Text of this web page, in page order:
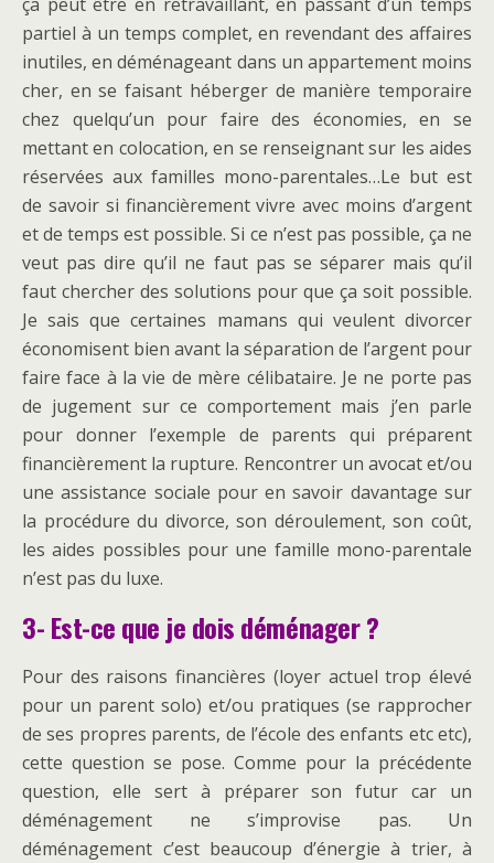
partiel à un temps complet, en revendant des affaires
inutiles, en déménageant dans un appartement moins
cher, en se faisant héberger de manière temporaire
chez quelqu’un pour faire des économies, en se
mettant en colocation, en se renseignant sur les aides
réservées aux familles mono-parentales…Le but est
de savoir si financièrement vivre avec moins d’argent
et de temps est possible. Si ce n’est pas possible, ça ne
veut pas dire qu’il ne faut pas se séparer mais qu’il
faut chercher des solutions pour que ça soit possible.
Je sais que certaines mamans qui veulent divorcer
économisent bien avant la séparation de l’argent pour
faire face à la vie de mère célibataire. Je ne porte pas
de jugement sur ce comportement mais j’en parle
pour donner l’exemple de parents qui préparent
financièrement la rupture. Rencontrer un avocat et/ou
une assistance sociale pour en savoir davantage sur
la procédure du divorce, son déroulement, son coût,
les aides possibles pour une famille mono-parentale
n’est pas du luxe.
3- Est-ce que je dois déménager ?
Pour des raisons financières (loyer actuel trop élevé
pour un parent solo) et/ou pratiques (se rapprocher
de ses propres parents, de l’école des enfants etc etc),
cette question se pose. Comme pour la précédente
question, elle sert à préparer son futur car un
déménagement ne s’improvise pas. Un
déménagement c’est beaucoup d’énergie à trier, à